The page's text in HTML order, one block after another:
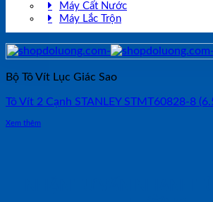
Máy Cất Nước
Máy Lắc Trộn
Bộ Tô Vít Lục Giác Sao
Tô Vít 2 Cạnh STANLEY STMT60828-8
Xem thêm